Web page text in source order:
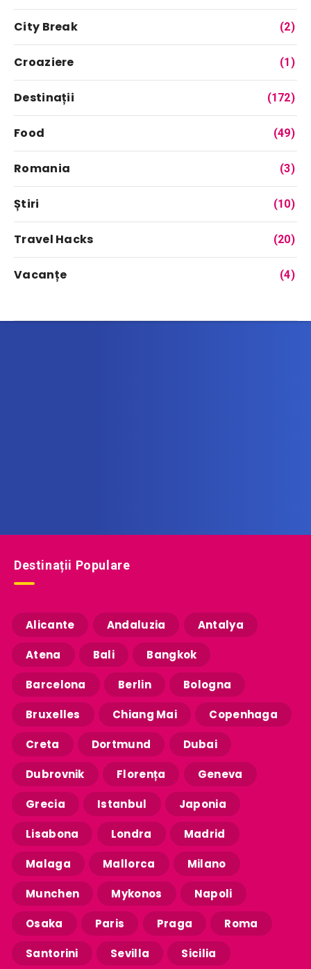
City Break (2)
Croaziere (1)
Destinații (172)
Food (49)
Romania (3)
Știri (10)
Travel Hacks (20)
Vacanțe (4)
Destinații Populare
Alicante Andaluzia Antalya
Atena Bali Bangkok
Barcelona Berlin Bologna
Bruxelles Chiang Mai Copenhaga
Creta Dortmund Dubai
Dubrovnik Florența Geneva
Grecia Istanbul Japonia
Lisabona Londra Madrid
Malaga Mallorca Milano
Munchen Mykonos Napoli
Osaka Paris Praga Roma
Santorini Sevilla Sicilia